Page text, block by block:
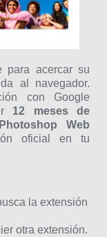
para acercar su
al navegador.
con Google
12 meses de
Web
oficial en tu
la extensión
otra extensión.